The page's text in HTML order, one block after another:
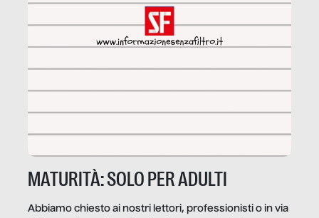
MATURITÀ: SOLO PER ADULTI
Abbiamo chiesto ai nostri lettori, professionisti o in via